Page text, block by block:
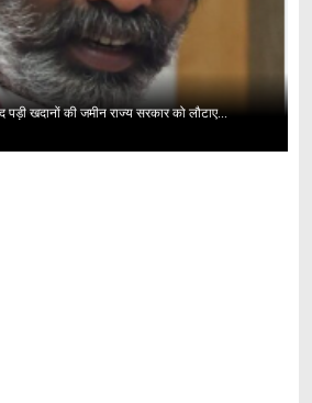
पड़ी खदानों की जमीन राज्य सरकार को लौटाए...